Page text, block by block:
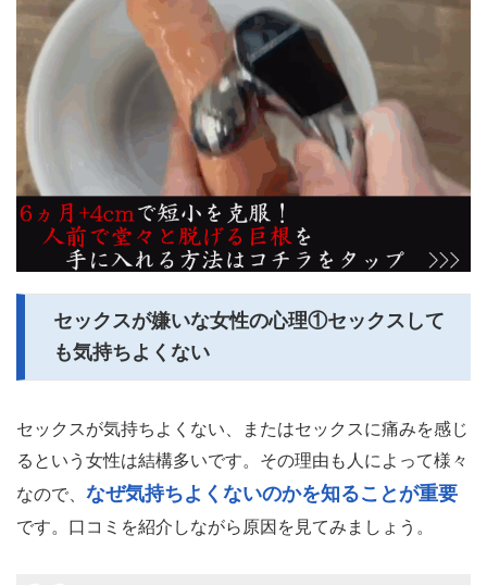
セックスが嫌いな女性の心理①セックスして
も気持ちよくない
セックスが気持ちよくない、またはセックスに痛みを感じ
るという女性は結構多いです。その理由も人によって様々
なので、 なぜ気持ちよくないのかを知ることが重要
です。口コミを紹介しながら原因を見てみましょう。